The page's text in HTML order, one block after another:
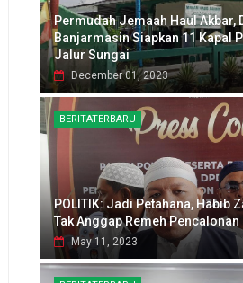
Permudah Jemaah Haul Akbar,
Banjarmasin Siapkan 11 Kapal
Jalur Sungai
December 01, 2023
BERITATERBARU
POLITIK: Jadi Petahana, Habib
Tak Anggap Remeh Pencalonan
May 11, 2023